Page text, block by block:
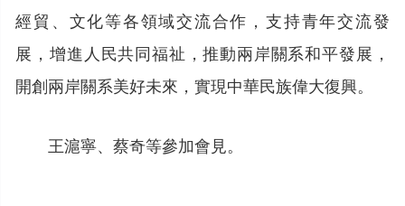
經貿、文化等各領域交流合作，支持青年交流發
展，增進人民共同福祉，推動兩岸關系和平發展，
開創兩岸關系美好未來，實現中華民族偉大復興。
王滬寧、蔡奇等參加會見。